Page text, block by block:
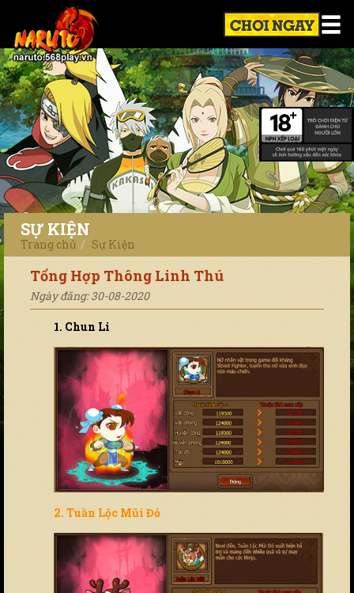
SỰ KIỆN
Trang chủ Sự Kiện
Tổng Hợp Thông Linh Thú
Ngày đăng: 30-08-2020
1. Chun Li
2. Tuần Lộc Mũi Đỏ